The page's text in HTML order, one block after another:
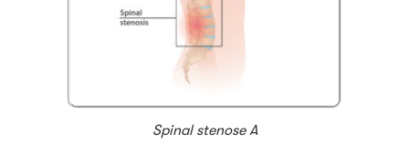
Spinal stenose A